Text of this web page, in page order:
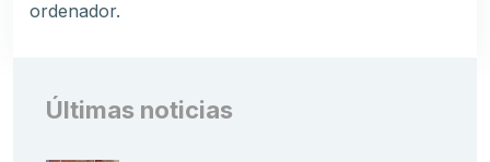
ordenador.
Últimas noticias